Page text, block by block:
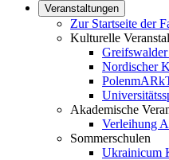
Veranstaltungen
Zur Startseite der
Kulturelle
Nordischer
Akademische
Verleihung
Sommerschulen
Ukrainicum